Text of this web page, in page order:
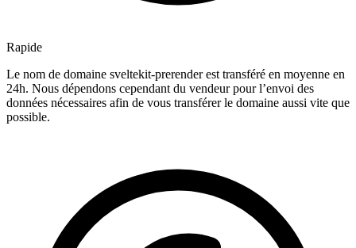
Rapide
Le nom de domaine sveltekit-prerender est transféré en moyenne en
24h. Nous dépendons cependant du vendeur pour l’envoi des
données nécessaires afin de vous transférer le domaine aussi vite que
possible.